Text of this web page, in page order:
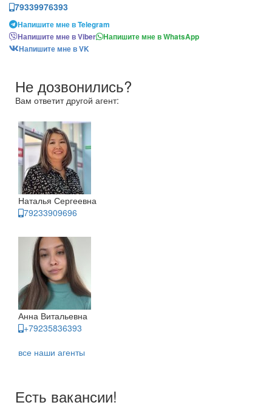
79339976393
Напишите мне в Telegram
Напишите мне в Viber
Напишите мне в WhatsApp
Напишите мне в VK
Не дозвонились?
Вам ответит другой агент:
Наталья Сергеевна
79233909696
Анна Витальевна
+79235836393
все наши агенты
Есть вакансии!